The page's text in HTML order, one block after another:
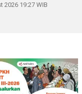
2026 19:27 WIB